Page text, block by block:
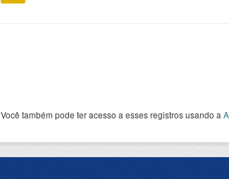
Você também pode ter acesso a esses registros usando a